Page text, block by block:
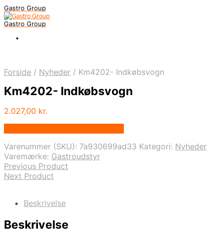
Gastro Group
Gastro Group
Forside / Nyheder / Km4202- Indkøbsvogn
Km4202- Indkøbsvogn
2.027,00 kr.
Varenummer (SKU): 7a930699ad33 Kategori: Nyheder
Varemærke: Gastroudstyr
Previous Product
Next Product
Beskrivelse
Beskrivelse